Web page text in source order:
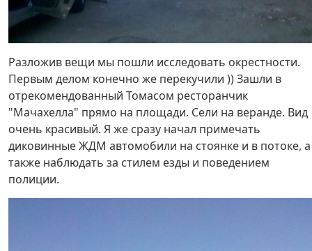
Разложив вещи мы пошли исследовать окрестности.
Первым делом конечно же перекучили )) Зашли в
отрекомендованный Томасом ресторанчик
"Мачахелла" прямо на площади. Сели на веранде. Вид
очень красивый. Я же сразу начал примечать
диковинные ЖДМ автомобили на стоянке и в потоке, а
также наблюдать за стилем езды и поведением
полиции.